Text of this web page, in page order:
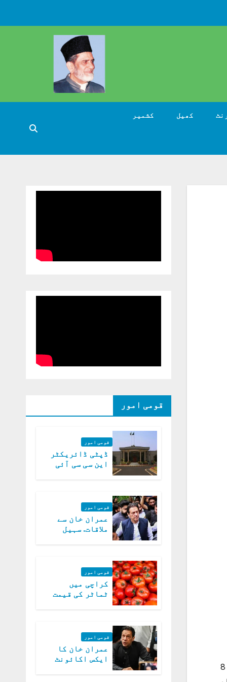
کھیل کشمیر
ملک بھر میں ہونے والے عام انتخابات 2024 کے لیے حق رائے دہی کے استعمال عمل مکمل ہوگیا ۔صبح 8
قومی امور
قومی امور
ڈپٹی ڈائریکٹر
این سی سی آئی
قومی امور
عمران خان سے
ملاقات. سہیل
قومی امور
کراچی میں
ٹماٹر کی قیمت
قومی امور
عمران خان کا
ایکس اکائونٹ